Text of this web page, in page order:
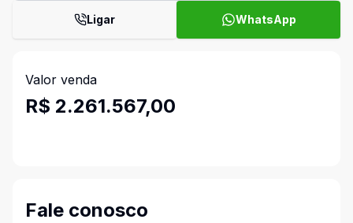
Ligar WhatsApp
Valor venda
R$ 2.261.567,00
Fale conosco